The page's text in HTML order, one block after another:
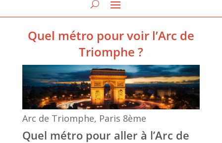
Quel métro pour voir l’Arc de
Triomphe ?
Arc de Triomphe, Paris 8ème
Quel métro pour aller à l’Arc de